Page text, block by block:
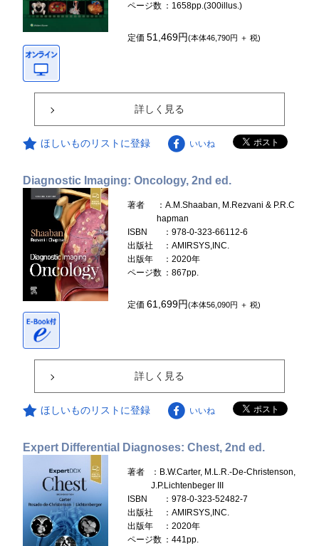
ページ数 ：1658pp.(300illus.)
定価51,469円(本体46,790円 ＋ 税)
詳しく見る
ほしいものリストに登録 いいね
Diagnostic Imaging: Oncology, 2nd ed.
著者
：A.M.Shaaban, M.Rezvani & P.R.C
hapman
ISBN
：978-0-323-66112-6
出版社
：AMIRSYS,INC.
出版年
：2020年
ページ数 ：867pp.
定価61,699円(本体56,090円 ＋ 税)
詳しく見る
ほしいものリストに登録 いいね
Expert Differential Diagnoses: Chest, 2nd ed.
著者
：B.W.Carter, M.L.R.-De-Christenson,
J.P.Lichtenbeger III
ISBN
：978-0-323-52482-7
出版社
：AMIRSYS,INC.
出版年
：2020年
ページ数 ：441pp.